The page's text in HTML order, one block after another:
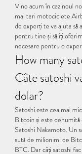
Vino acum în cazinoul
mai tari motociclete
de experți te va ajuta
pentru tine și să îți
necesare pentru o
How many
Câte satoshi
dolar?
Satoshi este cea mai
Bitcoin și este denumită
Satoshi Nakamoto. Un
sută de milionimi de
BTC. Dar câți satoshi